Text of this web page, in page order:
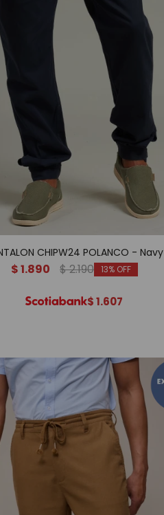
CHIPW24 POLANCO - Navy
$1.890 $2.190 13
$1.607